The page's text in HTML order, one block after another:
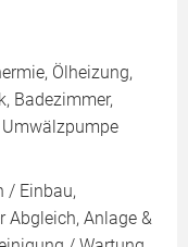
Ölheizung,
Badezimmer,
/ Einbau,
Abgleich, Anlage &